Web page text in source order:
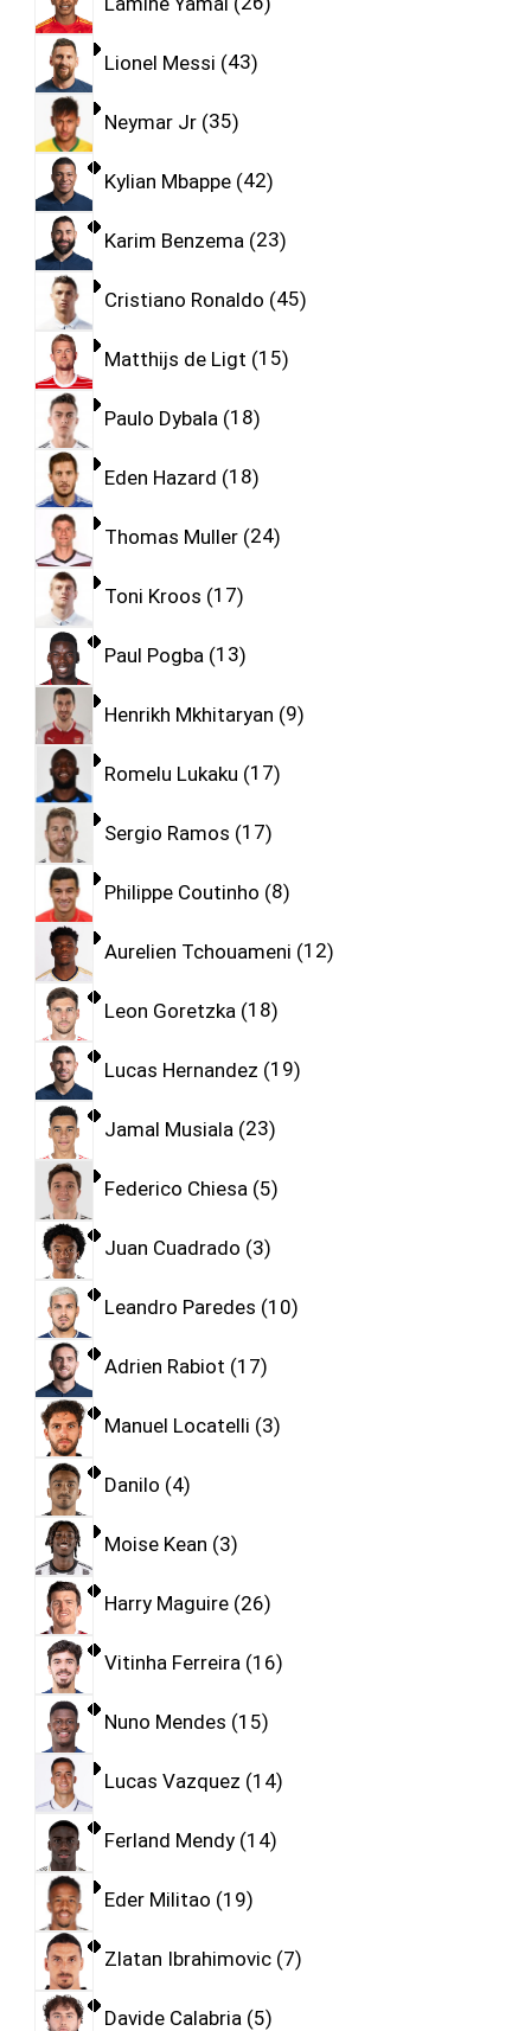
Lionel Messi 43
Neymar Jr 35
Kylian Mbappe 42
Karim Benzema 23
Cristiano Ronaldo 45
Matthijs de Ligt 15
Paulo Dybala 18
Eden Hazard 18
Thomas Muller 24
Toni Kroos 17
Paul Pogba 13
Henrikh Mkhitaryan 9
Romelu Lukaku 17
Sergio Ramos 17
Philippe Coutinho 8
Aurelien Tchouameni 12
Leon Goretzka 18
Lucas Hernandez 19
Jamal Musiala 23
Federico Chiesa 5
Juan Cuadrado 3
Leandro Paredes 10
Adrien Rabiot 17
Manuel Locatelli 3
Danilo 4
Moise Kean 3
Harry Maguire 26
Vitinha Ferreira 16
Nuno Mendes 15
Lucas Vazquez 14
Ferland Mendy 14
Eder Militao 19
Zlatan Ibrahimovic 7
Davide Calabria 5